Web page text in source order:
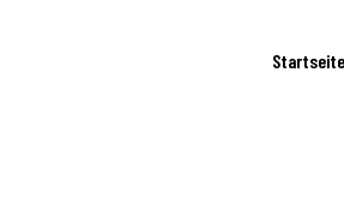
Startseite